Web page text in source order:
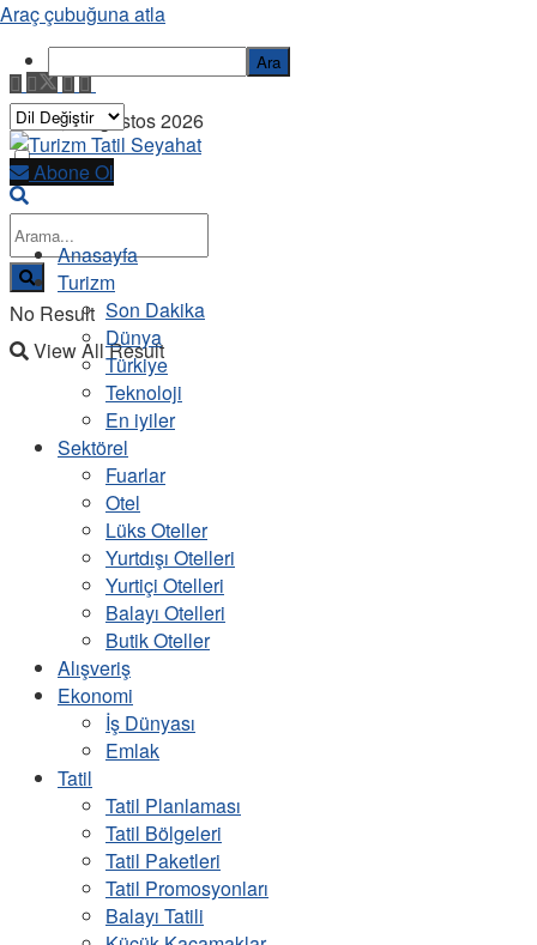
Cuma, 7 Ağustos 2026
No Result
View All Result
Abone Ol
Anasayfa
Turizm
Son Dakika
Dünya
Türkiye
Teknoloji
En iyiler
Sektörel
Fuarlar
Otel
Lüks Oteller
Yurtdışı Otelleri
Yurtiçi Otelleri
Balayı Otelleri
Butik Oteller
Alışveriş
Ekonomi
İş Dünyası
Emlak
Tatil
Tatil Planlaması
Tatil Bölgeleri
Tatil Paketleri
Tatil Promosyonları
Balayı Tatili
Araç çubuğuna atla
Ara